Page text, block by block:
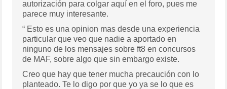
autorización para colgar aquí en el foro, pues me
parece muy interesante.
“ Esto es una opinion mas desde una experiencia
particular que veo que nadie a aportado en
ninguno de los mensajes sobre ft8 en concursos
de MAF, sobre algo que sin embargo existe.
Creo que hay que tener mucha precaución con lo
planteado. Te lo digo por que yo ya se lo que es